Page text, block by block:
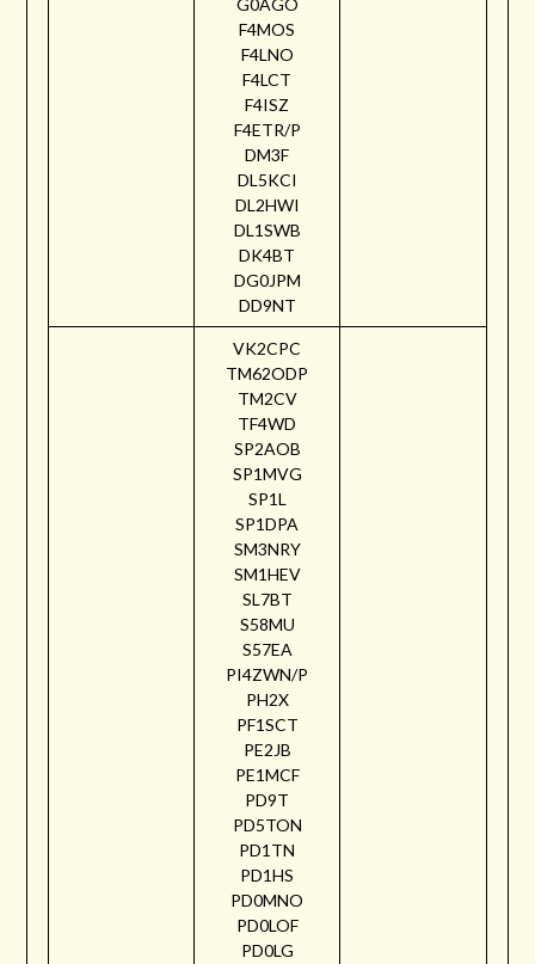
G0AGO
F4MOS
F4LNO
F4LCT
F4ISZ
F4ETR/P
DM3F
DL5KCI
DL2HWI
DL1SWB
DK4BT
DG0JPM
DD9NT
VK2CPC
TM62ODP
TM2CV
TF4WD
SP2AOB
SP1MVG
SP1L
SP1DPA
SM3NRY
SM1HEV
SL7BT
S58MU
S57EA
PI4ZWN/P
PH2X
PF1SCT
PE2JB
PE1MCF
PD9T
PD5TON
PD1TN
PD1HS
PD0MNO
PD0LOF
PD0LG